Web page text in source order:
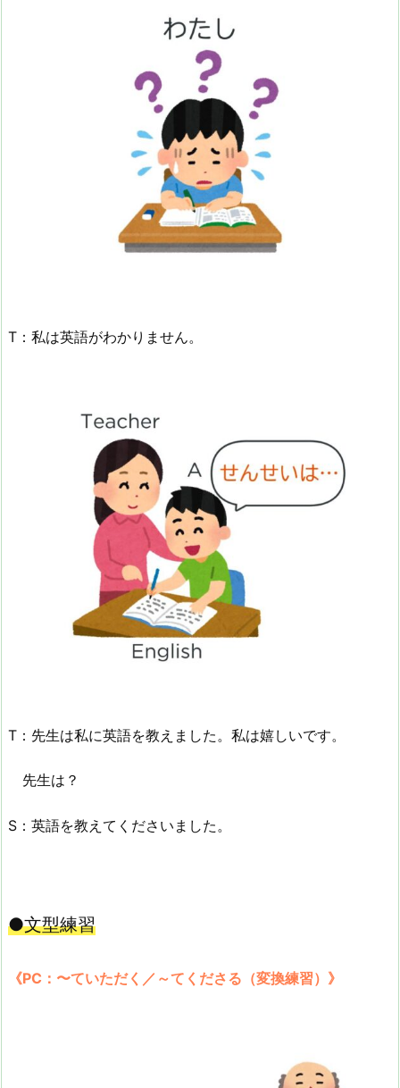
T：私は英語がわかりません。
T：先生は私に英語を教えました。私は嬉しいです。
先生は？
S：英語を教えてくださいました。
●文型練習
《PC：〜ていただく／～てくださる（変換練習）》